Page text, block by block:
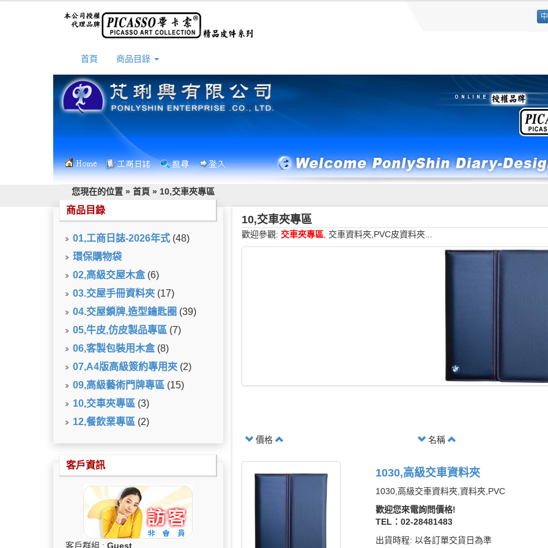
首頁 商品目錄
您現在的位置 » 首頁 » 10,交車夾專區
商品目錄
01,工商日誌-2026年式 (48)
環保購物袋
02,高級交屋木盒(6)
03.交屋手冊資料夾 (17)
04.交屋鎖牌,造型鑰匙圈 (39)
05,牛皮,仿皮製品專區 (7)
06,客製包裝用木盒(8)
07,A4版高級簽約專用夾 (2)
09,高級藝術門牌專區 (15)
10,交車夾專區 (3)
12,餐飲業專區 (2)
客戶資訊
客戶群組 : Guest
10,交車夾專區
歡迎參觀: 交車夾專區, 交車資料夾,PVC皮資料夾...
價格 名稱
1030,高級交車資料夾
1030,高級交車資料夾,資料夾,PVC
歡迎您來電詢問價格!
TEL：02-28481483
出貨時程: 以各訂單交貨日為準